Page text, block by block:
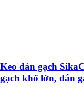
Keo dán gạch
gạch khổ lớn, dán